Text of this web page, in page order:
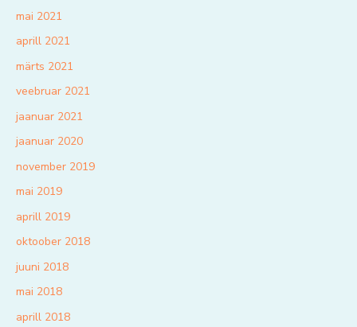
mai 2021
aprill 2021
märts 2021
veebruar 2021
jaanuar 2021
jaanuar 2020
november 2019
mai 2019
aprill 2019
oktoober 2018
juuni 2018
mai 2018
aprill 2018